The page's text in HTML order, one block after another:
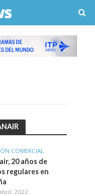
COMERCIAL
20 años de
regulares en
2022